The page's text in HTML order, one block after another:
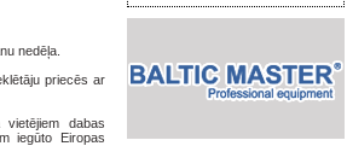
nedēļa.
priecēs ar
dabas
iegūto Eiropas